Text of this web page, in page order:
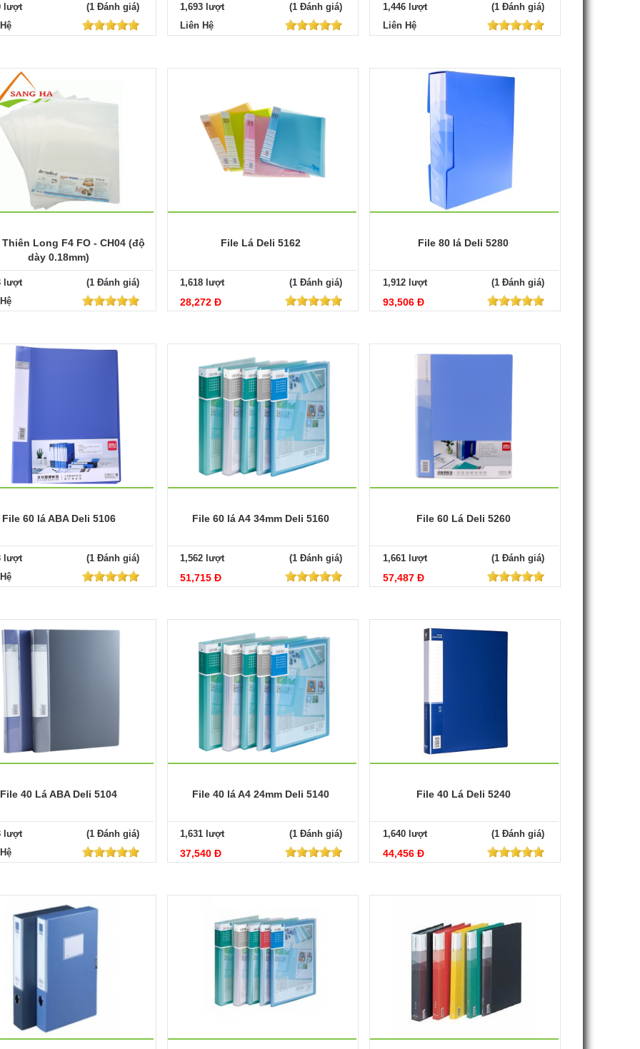
lượt
(1 Đánh giá)
1,693 lượt
(1 Đánh giá)
Liên Hệ
1,446 lượt
(1 Đánh giá)
Liên Hệ
Thiên Long F4 FO - CH04 (độ
dày 0.18mm)
lượt
(1 Đánh giá)
File Lá Deli 5162
1,618 lượt (1 Đánh giá)
28,272 Đ
File 80 lá Deli 5280
1,912 lượt (1 Đánh giá)
93,506 Đ
File 60 lá ABA Deli 5106
lượt
(1 Đánh giá)
File 60 lá A4 34mm Deli 5160
1,562 lượt (1 Đánh giá)
51,715 Đ
File 60 Lá Deli 5260
1,661 lượt (1 Đánh giá)
57,487 Đ
File 40 Lá ABA Deli 5104
lượt
(1 Đánh giá)
File 40 lá A4 24mm Deli 5140
1,631 lượt (1 Đánh giá)
37,540 Đ
File 40 Lá Deli 5240
1,640 lượt (1 Đánh giá)
44,456 Đ